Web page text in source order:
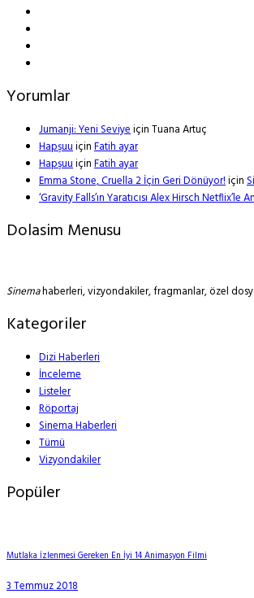
Yorumlar
Jumanji: Yeni SeviyeiçinTuana Artuç
HapşuuiçinFatih ayar
HapşuuiçinFatih ayar
Emma Stone, Cruella 2 İçin Geri Dönüyor!için
‘Gravity Falls’ın Yaratıcısı Alex Hirsch Netflix’le
Dolasim Menusu
Sinemahaberleri, vizyondakiler, fragmanlar, özel
Kategoriler
Dizi Haberleri
İnceleme
Listeler
Röportaj
Sinema Haberleri
Tümü
Vizyondakiler
Popüler
Mutlaka İzlenmesi Gereken En İyi 14 Animasyon Filmi
3 Temmuz 2018